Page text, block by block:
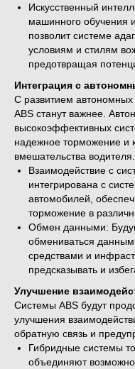
Искусственный
машинного обучения
позволит системе
условиям и стилям
предотвращая
Интеграция с
С развитием автономных
ABS станут важнее.
высокоэффективных
надежное торможение и
вмешательства водителя.
Взаимодействие с
интегрирована с
автомобилей,
торможение в
Обмен данными:
обмениваться
средствами и
предсказывать и
Улучшение
Системы ABS будут
улучшения
обратную связь и
Гибридные системы
объединяют